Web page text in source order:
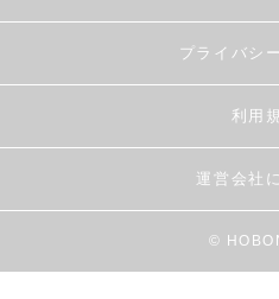
プライバシ
利用
運営会社
©